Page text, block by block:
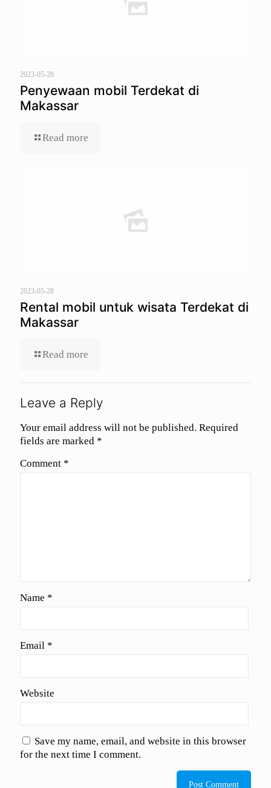
2023-05-28
Penyewaan mobil Terdekat di
Makassar
Read more
2023-05-28
Rental mobil untuk wisata Terdekat di
Makassar
Read more
Leave a Reply
Your email address will not be published. Required
fields are marked *
Comment *
Name *
Email *
Website
Save my name, email, and website in this browser
for the next time I comment.